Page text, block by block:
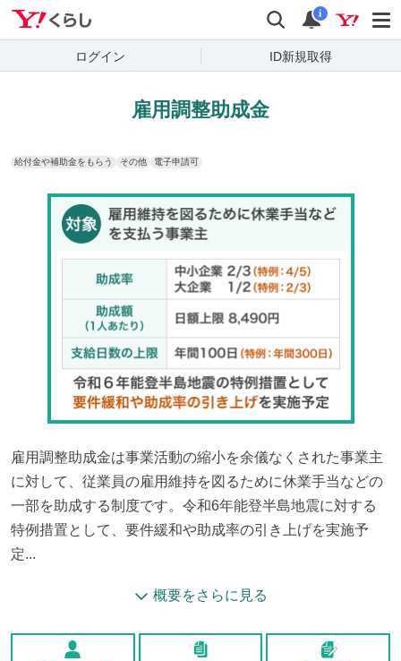
検索 通知
i
ログイン ID新規取得
雇用調整助成金
給付金や補助金をもらう その他 電子申請可
雇用調整助成金は事業活動の縮小を余儀なくされた事業主
に対して、従業員の雇用維持を図るために休業手当などの
一部を助成する制度です。令和6年能登半島地震に対する
特例措置として、要件緩和や助成率の引き上げを実施予
定...
概要をさらに見る